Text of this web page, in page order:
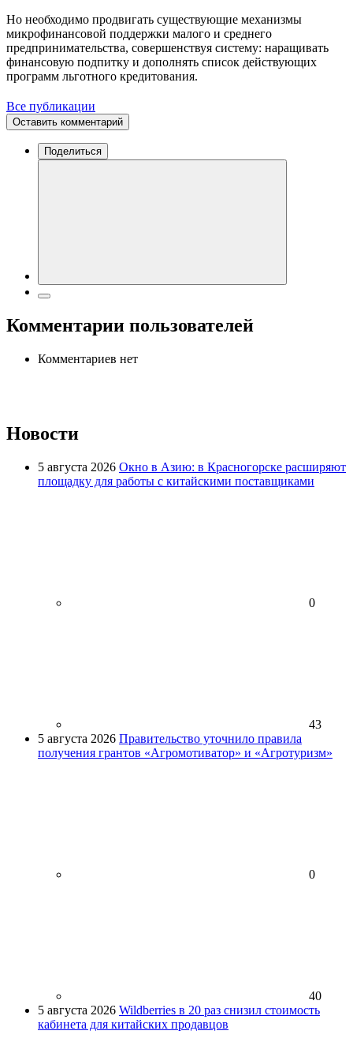
Но необходимо продвигать существующие механизмы
микрофинансовой поддержки малого и среднего
предпринимательства, совершенствуя систему: наращивать
финансовую подпитку и дополнять список действующих
программ льготного кредитования.
Все публикации
Оставить комментарий
Поделиться
Комментарии пользователей
Комментариев нет
Новости
5 августа 2026 Окно в Азию: в Красногорске расширяют
площадку для работы с китайскими поставщиками
0
43
5 августа 2026 Правительство уточнило правила
получения грантов «Агромотиватор» и «Агротуризм»
0
40
5 августа 2026 Wildberries в 20 раз снизил стоимость
кабинета для китайских продавцов